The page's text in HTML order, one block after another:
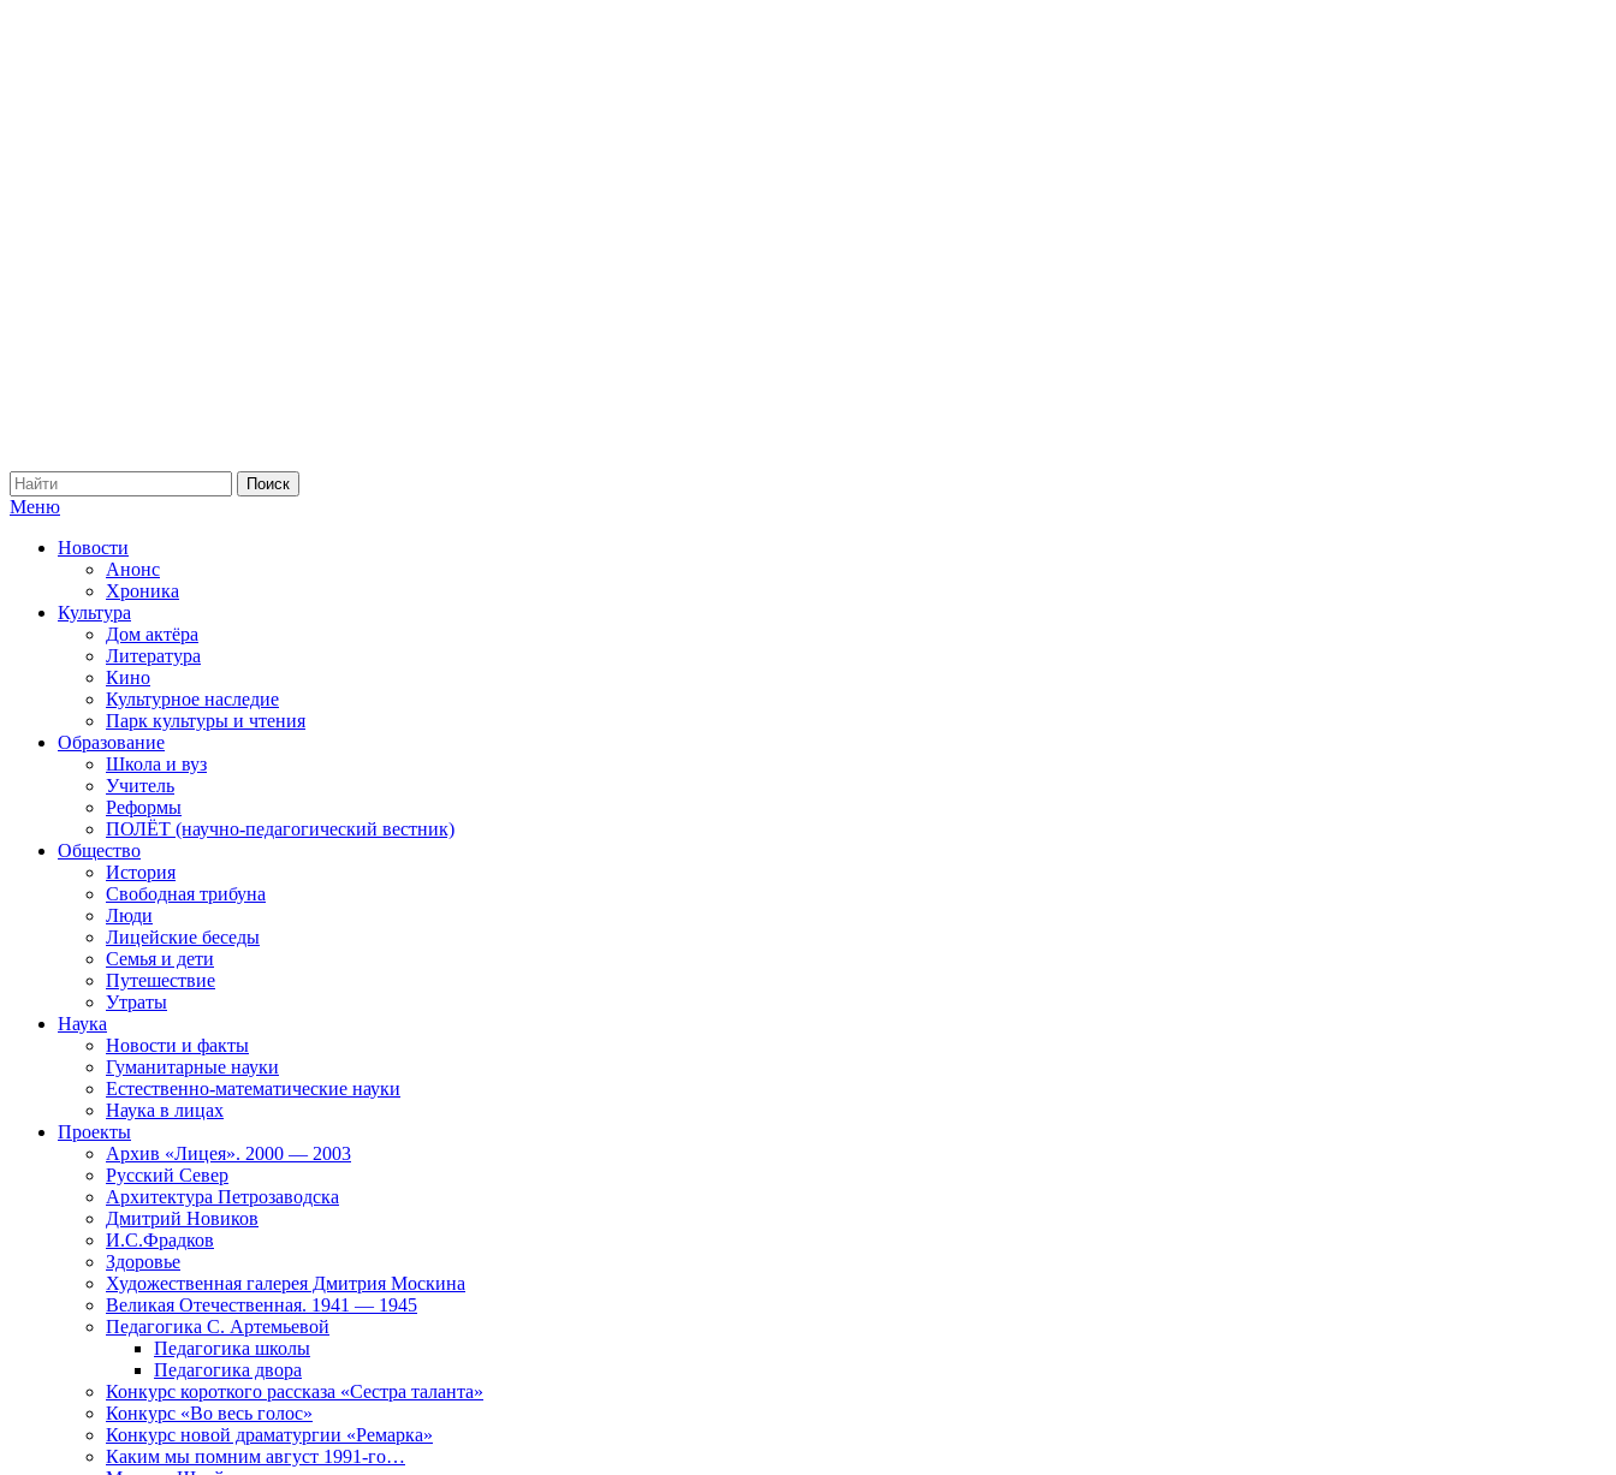
Меню
Новости
Анонс
Хроника
Культура
Дом актёра
Литература
Кино
Культурное наследие
Парк культуры и чтения
Образование
Школа и вуз
Учитель
Реформы
ПОЛЁТ (научно-педагогический вестник)
Общество
История
Свободная трибуна
Люди
Лицейские беседы
Семья и дети
Путешествие
Утраты
Наука
Новости и факты
Гуманитарные науки
Естественно-математические науки
Наука в лицах
Проекты
Архив «Лицея». 2000 — 2003
Русский Север
Архитектура Петрозаводска
Дмитрий Новиков
И.С.Фрадков
Здоровье
Художественная галерея Дмитрия Москина
Великая Отечественная. 1941 — 1945
Педагогика С. Артемьевой
Педагогика школы
Педагогика двора
Конкурс короткого рассказа «Сестра таланта»
Конкурс «Во весь голос»
Конкурс новой драматургии «Ремарка»
Каким мы помним август 1991-го…